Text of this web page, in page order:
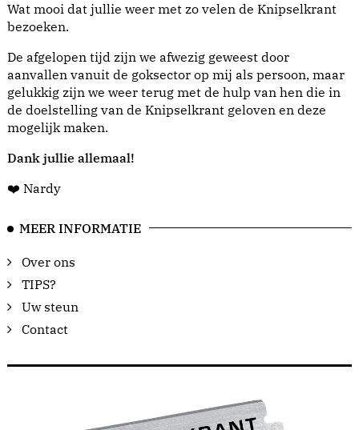
Wat mooi dat jullie weer met zo velen de Knipselkrant
bezoeken.
De afgelopen tijd zijn we afwezig geweest door
aanvallen vanuit de goksector op mij als persoon, maar
gelukkig zijn we weer terug met de hulp van hen die in
de doelstelling van de Knipselkrant geloven en deze
mogelijk maken.
Dank jullie allemaal!
❤️ Nardy
MEER INFORMATIE
Over ons
TIPS?
Uw steun
Contact